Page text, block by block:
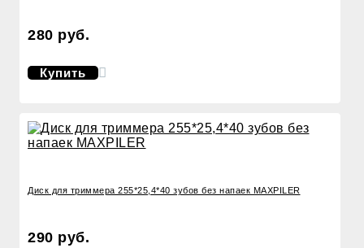
280 руб.
Купить
Диск для триммера 255*25,4*40 зубов без напаек MAXPILER
290 руб.